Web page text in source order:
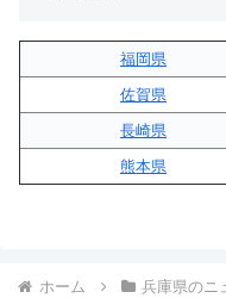
福岡県
佐賀県
長崎県
熊本県
ホーム 兵庫県のニ